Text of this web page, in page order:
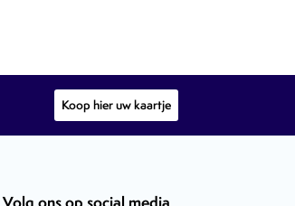
Koop hier uw kaartje